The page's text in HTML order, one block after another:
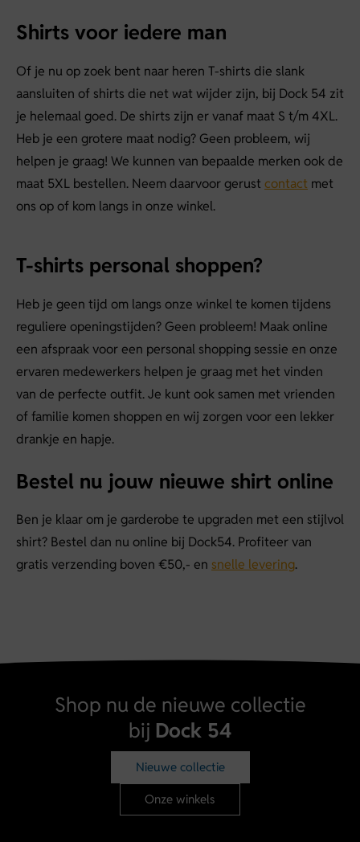
Shirts voor iedere man
Of je nu op zoek bent naar heren T-shirts die slank
aansluiten of shirts die net wat wijder zijn, bij Dock 54 zit
je helemaal goed. De shirts zijn er vanaf maat S t/m 4XL.
Heb je een grotere maat nodig? Geen probleem, wij
helpen je graag! We kunnen van bepaalde merken ook de
maat 5XL bestellen. Neem daarvoor gerust contact met
ons op of kom langs in onze winkel.
T-shirts personal shoppen?
Heb je geen tijd om langs onze winkel te komen tijdens
reguliere openingstijden? Geen probleem! Maak online
een afspraak voor een personal shopping sessie en onze
ervaren medewerkers helpen je graag met het vinden
van de perfecte outfit. Je kunt ook samen met vrienden
of familie komen shoppen en wij zorgen voor een lekker
drankje en hapje.
Bestel nu jouw nieuwe shirt online
Ben je klaar om je garderobe te upgraden met een stijlvol
shirt? Bestel dan nu online bij Dock54. Profiteer van
gratis verzending boven €50,- en snelle levering.
Shop nu de nieuwe collectie
bij Dock 54
Nieuwe collectie
Onze winkels